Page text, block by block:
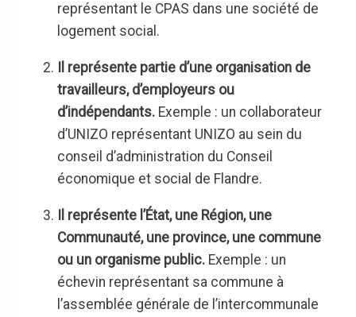
représentant le CPAS dans une société de
logement social.
Il représente partie d’une organisation de
travailleurs, d’employeurs ou
d’indépendants. Exemple : un collaborateur
d’UNIZO représentant UNIZO au sein du
conseil d’administration du Conseil
économique et social de Flandre.
Il représente l’État, une Région, une
Communauté, une province, une commune
ou un organisme public. Exemple : un
échevin représentant sa commune à
l’assemblée générale de l’intercommunale